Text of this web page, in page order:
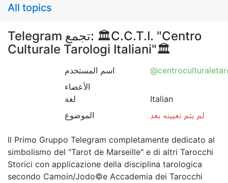
All topics
Telegram تجمع: 🏛C.C.T.I. "Centro
Culturale Tarologi Italiani"🏛
اسم المستخدم
الأعضاء
لغة
Italian
الموضوع
لم يتم تعيينه بعد
Il Primo Gruppo Telegram completamente dedicato al
simbolismo del "Tarot de Marseille" e di altri Tarocchi
Storici con applicazione della disciplina tarologica
secondo Camoin/Jodo©e Accademia dei Tarocchi